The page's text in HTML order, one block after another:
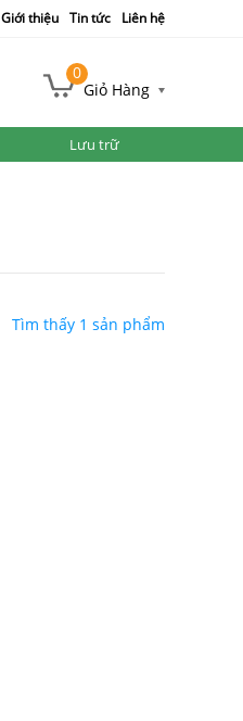
Giới thiệu Tin tức Liên hệ
0
Giỏ Hàng
Lưu trữ
Tìm thấy 1 sản phẩm